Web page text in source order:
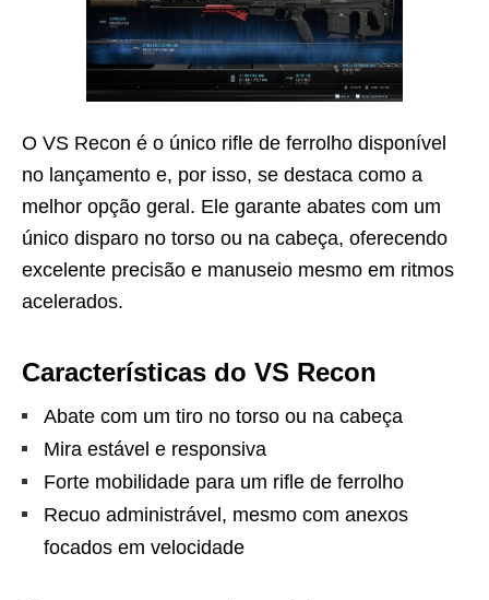
O VS Recon é o único rifle de ferrolho disponível
no lançamento e, por isso, se destaca como a
melhor opção geral. Ele garante abates com um
único disparo no torso ou na cabeça, oferecendo
excelente precisão e manuseio mesmo em ritmos
acelerados.
Características do VS Recon
Abate com um tiro no torso ou na cabeça
Mira estável e responsiva
Forte mobilidade para um rifle de ferrolho
Recuo administrável, mesmo com anexos
focados em velocidade